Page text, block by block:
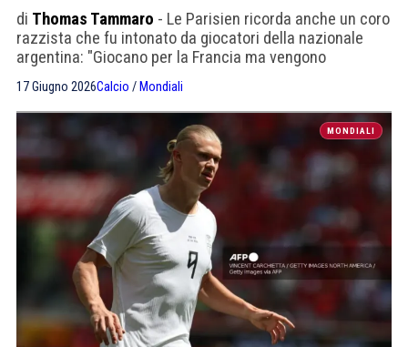
di Thomas Tammaro - Le Parisien ricorda anche un coro
razzista che fu intonato da giocatori della nazionale
argentina: "Giocano per la Francia ma vengono
dall’Angola"
17 Giugno 2026Calcio / Mondiali
MONDIALI